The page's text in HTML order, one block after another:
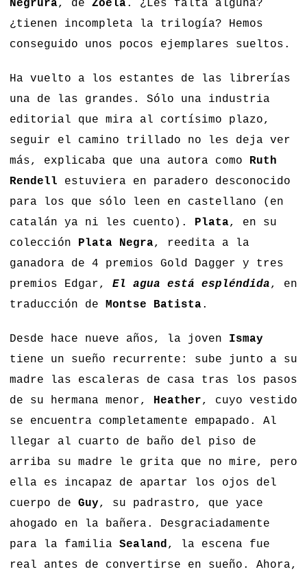
Negrura, de Zoela. ¿Les falta alguna?
¿tienen incompleta la trilogía? Hemos
conseguido unos pocos ejemplares sueltos.
Ha vuelto a los estantes de las librerías
una de las grandes. Sólo una industria
editorial que mira al cortísimo plazo,
seguir el camino trillado no les deja ver
más, explicaba que una autora como
Ruth
Rendell estuviera en paradero desconocido
para los que sólo leen en castellano (en
catalán ya ni les cuento).
Plata, en su
colección
Plata Negra, reedita a la
ganadora de 4 premios Gold Dagger y tres
premios Edgar, El agua está espléndida, en
traducción de
Montse Batista.
Desde hace nueve años, la joven Ismay
tiene un sueño recurrente: sube junto a su
madre las escaleras de casa tras los pasos
de su hermana menor,
Heather, cuyo vestido
se encuentra completamente empapado. Al
llegar al cuarto de baño del piso de
arriba su madre le grita que no mire, pero
ella es incapaz de apartar los ojos del
cuerpo de Guy, su padrastro, que yace
ahogado en la bañera. Desgraciadamente
para la familia Sealand , la escena fue
real antes de convertirse en sueño. Ahora,